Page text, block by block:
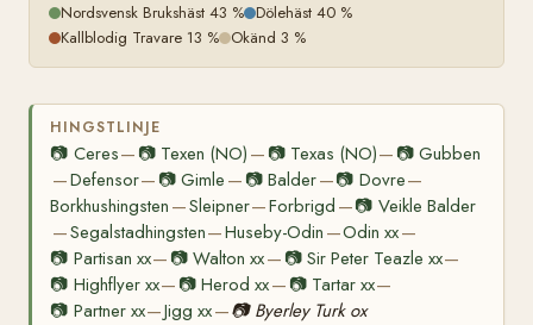
Nordsvensk Brukshäst 43 % Dölehäst 40 %
Kallblodig Travare 13 % Okänd 3 %
HINGSTLINJE
📷 Ceres— 📷 Texen (NO) — 📷 Texas (NO)— 📷 Gubben
—Defensor— 📷Gimle — 📷Balder—📷 Dovre—
Borkhushingsten —Sleipner—Forbrigd —📷 Veikle Balder
—Segalstadhingsten—Huseby-Odin —Odin xx—
📷 Partisan xx— 📷Walton xx— 📷 Sir Peter Teazle xx—
📷 Highflyer xx— 📷Herod xx— 📷 Tartar xx—
📷 Partner xx—Jigg xx—📷 Byerley Turk ox